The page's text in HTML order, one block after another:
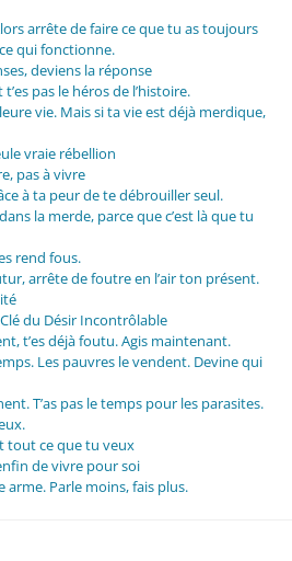
arrête de faire ce que tu as toujours
qui fonctionne.
deviens la réponse
pas le héros de l’histoire.
vie. Mais si ta vie est déjà merdique,
vraie rébellion
pas à vivre
à ta peur de te débrouiller seul.
la merde, parce que c’est là que tu
rend fous.
arrête de foutre en l’air ton présent.
Clé du Désir Incontrôlable
t’es déjà foutu. Agis maintenant.
Les pauvres le vendent. Devine qui
T’as pas le temps pour les parasites.
tout ce que tu veux
de vivre pour soi
arme. Parle moins, fais plus.